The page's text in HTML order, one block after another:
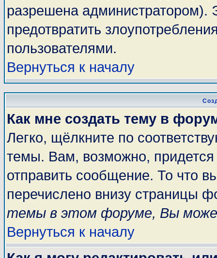
разрешена администратором).
предотвратить
пользователями.
Вернуться к началу
Как мне создать тему в
Легко, щёлкните по
темы. Вам, возможно, придется
отправить сообщение. То что
перечислено внизу страницы
темы в этом форуме, Вы
Вернуться к началу